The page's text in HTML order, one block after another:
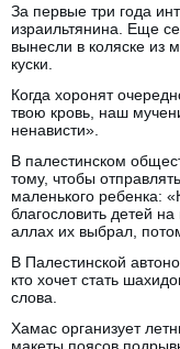
За первые три года
израильтянина. Еще
вынесли в коляске из
куски.
Когда хоронят
твою кровь, наш
ненависти».
В палестинском
тому, чтобы
маленького ребенка:
благословить детей
аллах их выбрал,
В Палестинской
кто хочет стать
слова.
Хамас организует
макеты поясов